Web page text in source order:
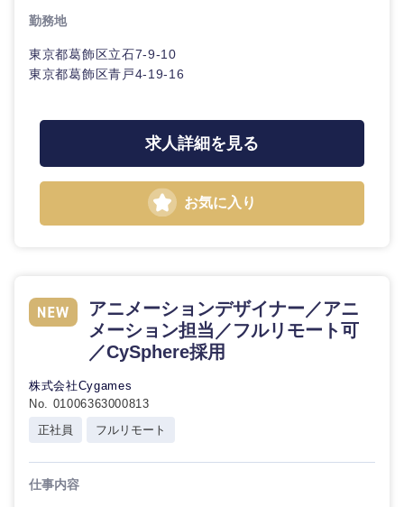
愛知県 三重県
勤務地
東京都葛飾区立石7-9-10
東京都葛飾区青戸4-19-16
求人詳細を見る
お気に入り
アニメーションデザイナー／アニ
メーション担当／フルリモート可
／CySphere採用
株式会社Cygames
No. 01006363000813
正社員
フルリモート
仕事内容